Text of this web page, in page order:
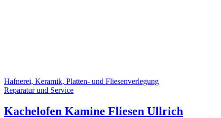
Hafnerei, Keramik, Platten- und Fliesenverlegung
Reparatur und Service
Kachelofen Kamine Fliesen Ullrich